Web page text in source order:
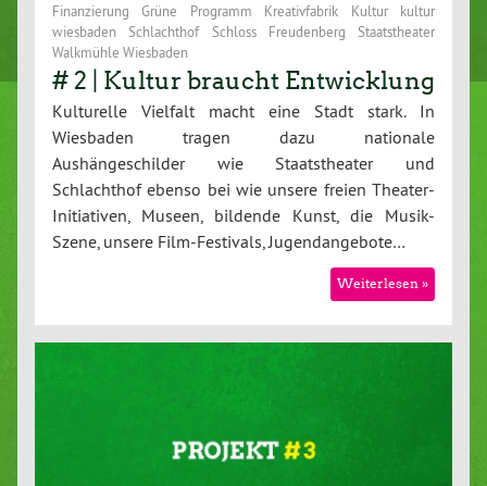
Finanzierung Grüne Programm Kreativfabrik Kultur kultur
wiesbaden Schlachthof Schloss Freudenberg Staatstheater
Walkmühle Wiesbaden
# 2 | Kultur braucht Entwicklung
Kulturelle Vielfalt macht eine Stadt stark. In
Wiesbaden tragen dazu nationale
Aushängeschilder wie Staatstheater und
Schlachthof ebenso bei wie unsere freien Theater-
Initiativen, Museen, bildende Kunst, die Musik-
Szene, unsere Film-Festivals, Jugendangebote…
Weiterlesen »